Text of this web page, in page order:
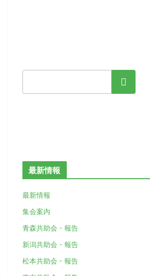
検索
最新情報
最新情報
集会案内
青森共助会・報告
新潟共助会・報告
松本共助会・報告